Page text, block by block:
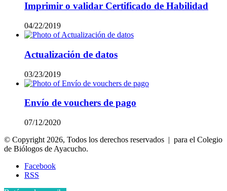
Imprimir o validar Certificado de Habilidad
04/22/2019
Actualización de datos
03/23/2019
Envío de vouchers de pago
07/12/2020
© Copyright 2026, Todos los derechos reservados | para el Colegio
de Biólogos de Ayacucho.
Facebook
RSS